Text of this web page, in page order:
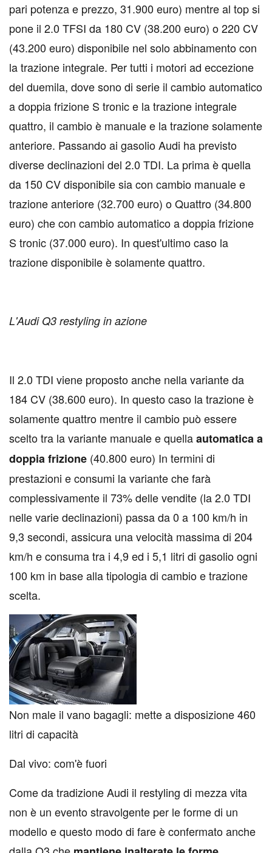
pari potenza e prezzo, 31.900 euro) mentre al top si
pone il 2.0 TFSI da 180 CV (38.200 euro) o 220 CV
(43.200 euro) disponibile nel solo abbinamento con
la trazione integrale. Per tutti i motori ad eccezione
del duemila, dove sono di serie il cambio automatico
a doppia frizione S tronic e la trazione integrale
quattro, il cambio è manuale e la trazione solamente
anteriore. Passando ai gasolio Audi ha previsto
diverse declinazioni del 2.0 TDI. La prima è quella
da 150 CV disponibile sia con cambio manuale e
trazione anteriore (32.700 euro) o Quattro (34.800
euro) che con cambio automatico a doppia frizione
S tronic (37.000 euro). In quest'ultimo caso la
trazione disponibile è solamente quattro.
L'Audi Q3 restyling in azione
Il 2.0 TDI viene proposto anche nella variante da
184 CV (38.600 euro). In questo caso la trazione è
solamente quattro mentre il cambio può essere
scelto tra la variante manuale e quellaautomatica a
doppia frizione (40.800 euro) In termini di
prestazioni e consumi la variante che farà
complessivamente il 73% delle vendite (la 2.0 TDI
nelle varie declinazioni) passa da 0 a 100 km/h in
9,3 secondi, assicura una velocità massima di 204
km/h e consuma tra i 4,9 ed i 5,1 litri di gasolio ogni
100 km in base alla tipologia di cambio e trazione
scelta.
Non male il vano bagagli: mette a disposizione 460
litri di capacità
Dal vivo: com'è fuori
Come da tradizione Audi il restyling di mezza vita
non è un evento stravolgente per le forme di un
modello e questo modo di fare è confermato anche